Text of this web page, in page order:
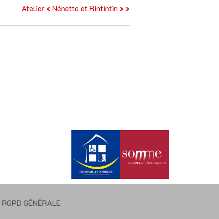
Atelier « Nénette et Rintintin » »
GÉNÉRALE